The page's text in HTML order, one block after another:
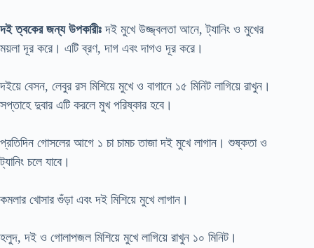
দই ত্বকের জন্য উপকারীঃ দই মুখে উজ্জ্বলতা আনে, ট্যানিং ও মুখের
ময়লা দূর করে। এটি ব্রণ, দাগ এবং দাগও দূর করে।
দইয়ে বেসন, লেবুর রস মিশিয়ে মুখে ও বাগানে ১৫ মিনিট লাগিয়ে রাখুন।
সপ্তাহে দুবার এটি করলে মুখ পরিষ্কার হবে।
প্রতিদিন গোসলের আগে ১ চা চামচ তাজা দই মুখে লাগান। শুষ্কতা ও
ট্যানিং চলে যাবে।
কমলার খোসার গুঁড়া এবং দই মিশিয়ে মুখে লাগান।
হলুদ, দই ও গোলাপজল মিশিয়ে মুখে লাগিয়ে রাখুন ১০ মিনিট।